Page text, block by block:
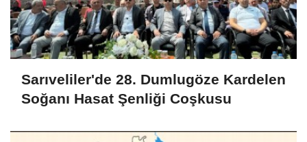
Sarıveliler'de 28. Dumlugöze Kardelen
Soğanı Hasat Şenliği Coşkusu